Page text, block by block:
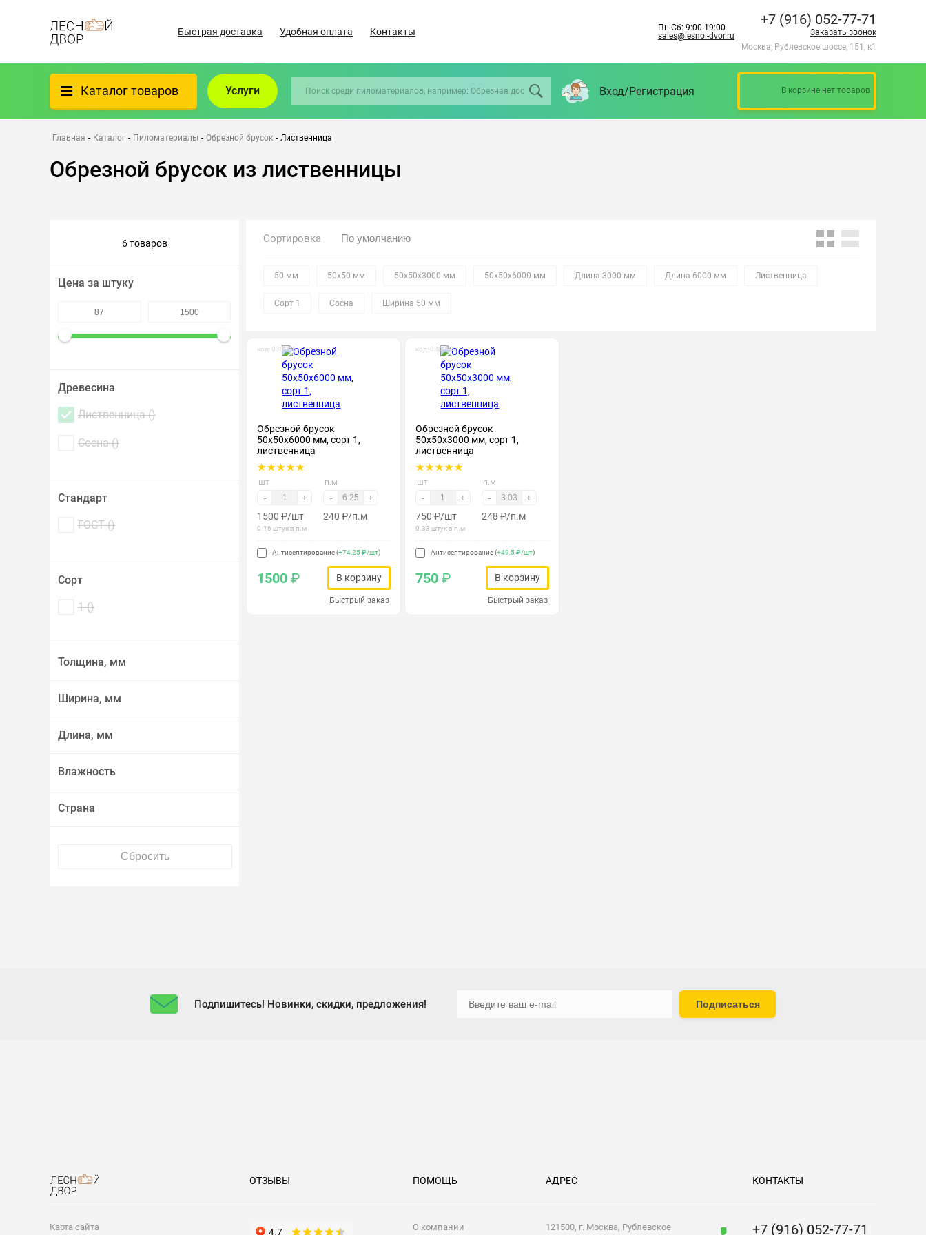
Быстрая доставка Удобная оплата Контакты
Пн-Сб: 9:00-19:00
sales@lesnoi-dvor.ru
+7 (916) 052-77-71
Заказать звонок
Москва, Рублевское шоссе, 151, к1
Каталог товаров
Фанера
Пиломатериалы
Всё для бани
Утеплители/Изоляция
Услуги Вход/Регистрация В корзине нет товаров
Главная - Каталог - Пиломатериалы - Обрезной брусок - Лиственница
Обрезной брусок из лиственницы
6 товаров
Цена за штуку
Древесина
Лиственница ()
Сосна ()
Стандарт
ГОСТ ()
Сорт
1 ()
Толщина, мм
Ширина, мм
Длина, мм
Влажность
Страна
Сортировка
50 мм 50х50 мм 50х50х3000 мм 50х50х6000 мм Длина 3000 мм Длина 6000 мм Лиственница
Сорт 1 Сосна Ширина 50 мм
код: 030006
Обрезной брусок
50х50х6000 мм, сорт 1,
лиственница
шт
- +
1500 ₽/шт
0.16 штук в п.м
п.м
- +
240 ₽/п.м
Антисептирование (+74,25 ₽/шт)
1500 ₽ В корзину
Быстрый заказ
код: 030004
Обрезной брусок
50х50х3000 мм, сорт 1,
лиственница
шт
- +
750 ₽/шт
0.33 штук в п.м
п.м
- +
248 ₽/п.м
Антисептирование (+49,5 ₽/шт)
750₽ В корзину
Быстрый заказ
Подпишитесь! Новинки, скидки, предложения! Подписаться
Карта сайта
ОТЗЫВЫ ПОМОЩЬ
О компании
АДРЕС
121500, г. Москва, Рублевское
КОНТАКТЫ
+7 (916) 052-77-71